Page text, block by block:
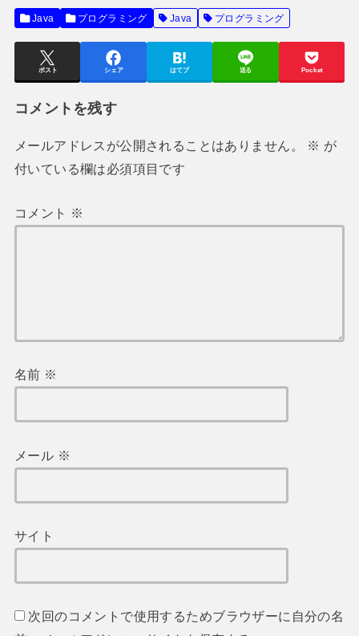
Java プログラミング Java プログラミング
ポスト シェア はてブ 送る Pocket
コメントを残す
メールアドレスが公開されることはありません。 ※ が
付いている欄は必須項目です
コメント ※
名前 ※
メール ※
サイト
次回のコメントで使用するためブラウザーに自分の名